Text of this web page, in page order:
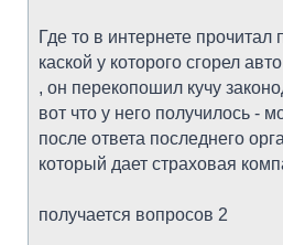
Где то в интернете прочитал
каской у которого сгорел авто
, он перекопошил кучу
вот что у него получилось -
после ответа последнего
который дает страховая
получается вопросов 2